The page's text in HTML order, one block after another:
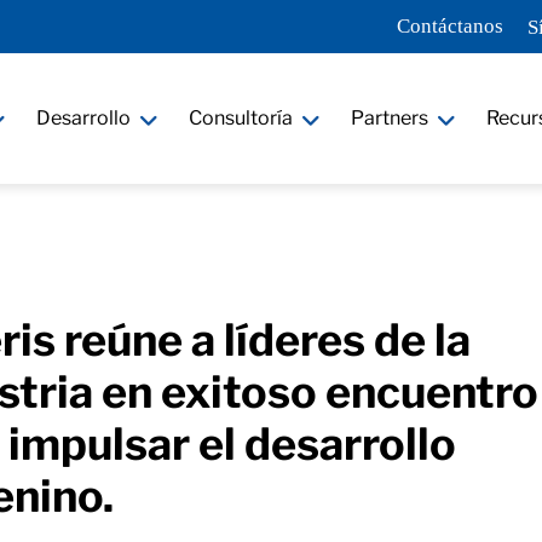
Contáctanos
Desarrollo Consultoría Partners
reúne a líderes de la
en exitoso encuentro
impulsar el desarrollo